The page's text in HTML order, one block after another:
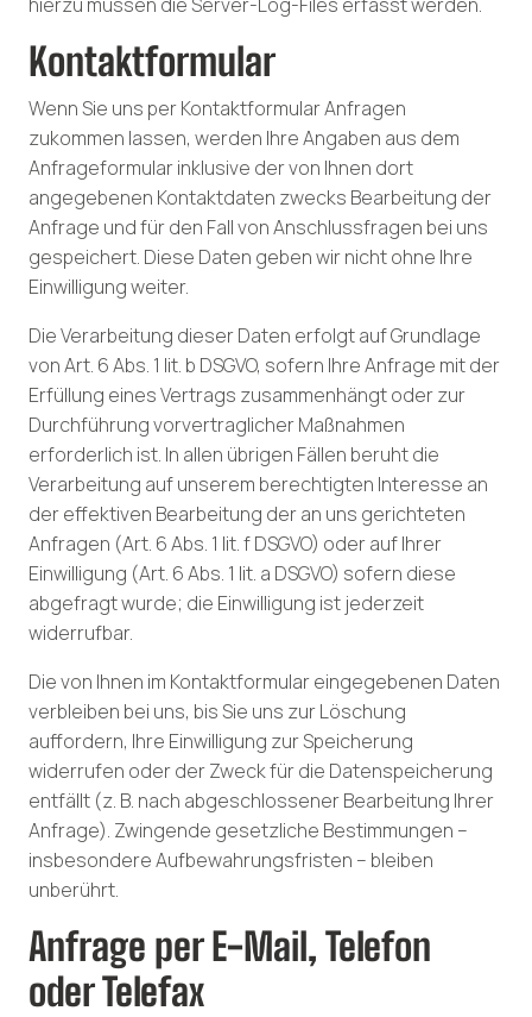
Kontaktformular
Wenn Sie uns per Kontaktformular Anfragen
zukommen lassen, werden Ihre Angaben aus dem
Anfrageformular inklusive der von Ihnen dort
angegebenen Kontaktdaten zwecks Bearbeitung der
Anfrage und für den Fall von Anschlussfragen bei uns
gespeichert. Diese Daten geben wir nicht ohne Ihre
Einwilligung weiter.
Die Verarbeitung dieser Daten erfolgt auf Grundlage
von Art. 6 Abs. 1 lit. b DSGVO, sofern Ihre Anfrage mit der
Erfüllung eines Vertrags zusammenhängt oder zur
Durchführung vorvertraglicher Maßnahmen
erforderlich ist. In allen übrigen Fällen beruht die
Verarbeitung auf unserem berechtigten Interesse an
der effektiven Bearbeitung der an uns gerichteten
Anfragen (Art. 6 Abs. 1 lit. f DSGVO) oder auf Ihrer
Einwilligung (Art. 6 Abs. 1 lit. a DSGVO) sofern diese
abgefragt wurde; die Einwilligung ist jederzeit
widerrufbar.
Die von Ihnen im Kontaktformular eingegebenen Daten
verbleiben bei uns, bis Sie uns zur Löschung
auffordern, Ihre Einwilligung zur Speicherung
widerrufen oder der Zweck für die Datenspeicherung
entfällt (z. B. nach abgeschlossener Bearbeitung Ihrer
Anfrage). Zwingende gesetzliche Bestimmungen –
insbesondere Aufbewahrungsfristen – bleiben
unberührt.
Anfrage per E-Mail, Telefon
oder Telefax